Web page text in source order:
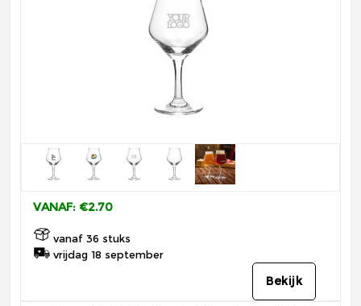
VANAF: €2.70
vanaf 36 stuks
vrijdag 18 september
Bekijk